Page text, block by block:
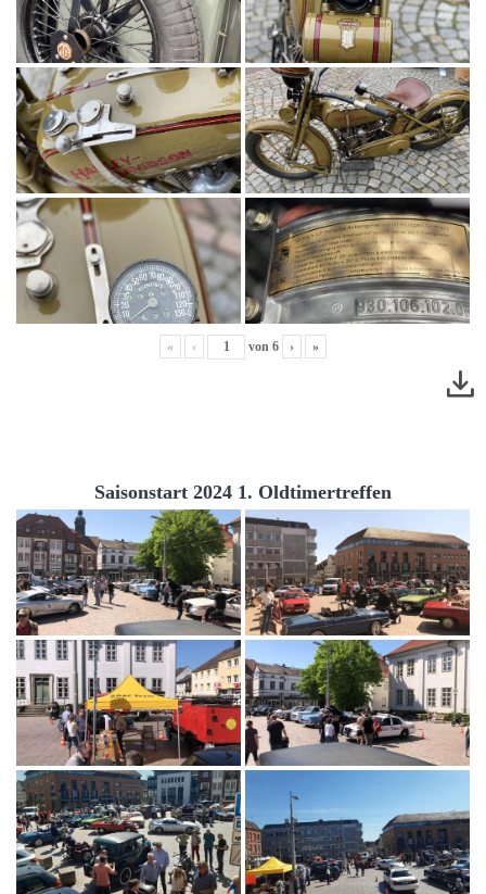
« ‹ von 6 › »
Saisonstart 2024 1. Oldtimertreffen